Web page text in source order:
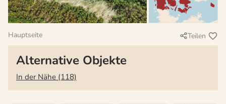
Hauptseite Teilen
Alternative Objekte
In der Nähe (118)